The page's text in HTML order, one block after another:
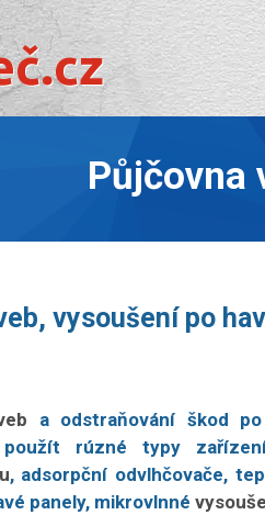
Půjčovna
vysoušení po
a odstraňování škod
použít rúzné typy
, adsorpční odvlhčovače,
panely, mikrovlnné